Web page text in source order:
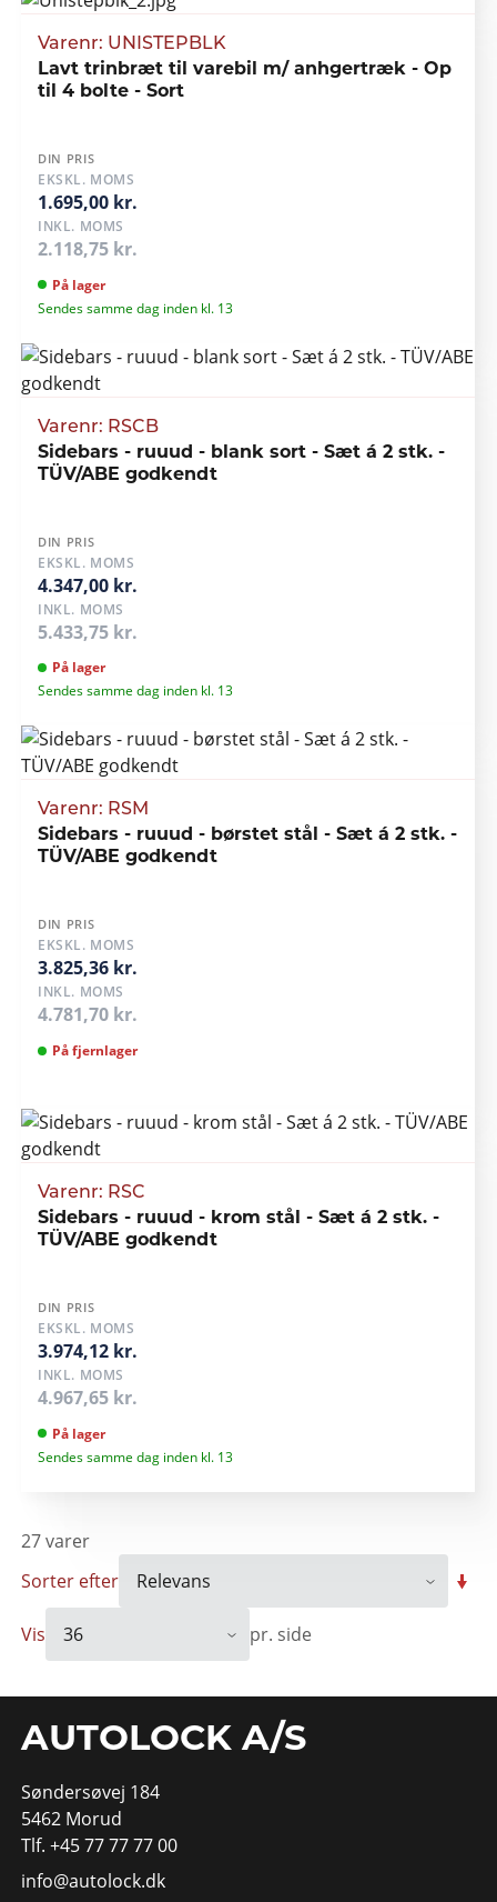
Varenr: UNISTEPBLK
Lavt trinbræt til varebil m/ anhgertræk - Op
til 4 bolte - Sort
DIN PRIS
EKSKL. MOMS
1.695,00 kr.
INKL. MOMS
2.118,75 kr.
På lager
Sendes samme dag inden kl. 13
Varenr: RSCB
Sidebars - ruuud - blank sort - Sæt á 2 stk. -
TÜV/ABE godkendt
DIN PRIS
EKSKL. MOMS
4.347,00 kr.
INKL. MOMS
5.433,75 kr.
På lager
Sendes samme dag inden kl. 13
Varenr: RSM
Sidebars - ruuud - børstet stål - Sæt á 2 stk. -
TÜV/ABE godkendt
DIN PRIS
EKSKL. MOMS
3.825,36 kr.
INKL. MOMS
4.781,70 kr.
På fjernlager
Varenr: RSC
Sidebars - ruuud - krom stål - Sæt á 2 stk. -
TÜV/ABE godkendt
DIN PRIS
EKSKL. MOMS
3.974,12 kr.
INKL. MOMS
4.967,65 kr.
På lager
Sendes samme dag inden kl. 13
27varer
Sorter efter
Vis pr. side
AUTOLOCK A/S
Søndersøvej 184
5462 Morud
Tlf. +45 77 77 77 00
info@autolock.dk